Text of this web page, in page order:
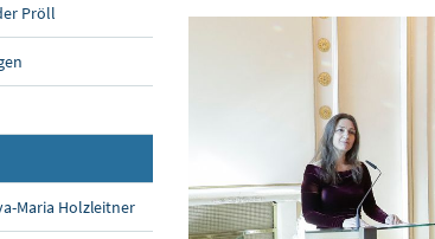
Pröll
Maria Holzleitner